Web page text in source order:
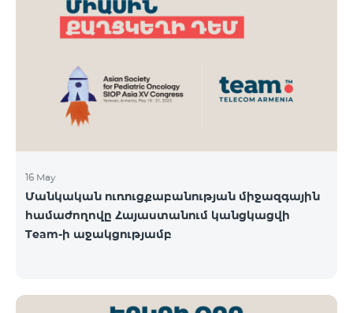
16 May
Մանկական ուռուցքաբանության միջազգային
համաժողովը Հայաստանում կանցկացվի
Team-ի աջակցությամբ